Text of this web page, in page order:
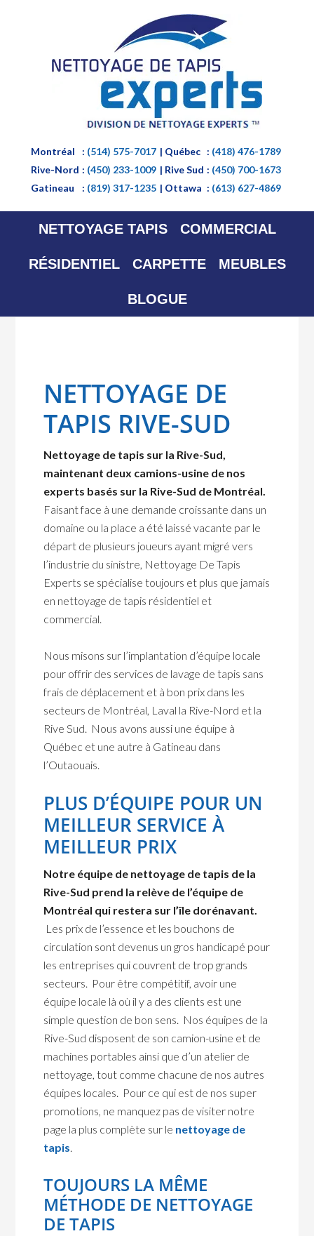
Montréal : (514) 575-7017 | Québec : (418) 476-1789
Rive-Nord : (450) 233-1009 | Rive Sud : (450) 700-1673
Gatineau
: (819) 317-1235 | Ottawa : (613) 627-4869
NETTOYAGE TAPIS COMMERCIAL
RÉSIDENTIEL CARPETTE MEUBLES
BLOGUE
NETTOYAGE DE
TAPIS RIVE-SUD
Nettoyage de tapis sur la Rive-Sud,
maintenant deux camions-usine de nos
experts basés sur la Rive-Sud de Montréal.
Faisant face à une demande croissante dans un
domaine ou la place a été laissé vacante par le
départ de plusieurs joueurs ayant migré vers
l’industrie du sinistre, Nettoyage De Tapis
Experts se spécialise toujours et plus que jamais
en nettoyage de tapis résidentiel et
commercial.
Nous misons sur l’implantation d’équipe locale
pour offrir des services de lavage de tapis sans
frais de déplacement et à bon prix dans les
secteurs de Montréal, Laval la Rive-Nord et la
Rive Sud. Nous avons aussi une équipe à
Québec et une autre à Gatineau dans
l’Outaouais.
PLUS D’ÉQUIPE POUR UN
MEILLEUR SERVICE À
MEILLEUR PRIX
Notre équipe de nettoyage de tapis de la
Rive-Sud prend la relève de l’équipe de
Montréal qui restera sur l’île dorénavant.
Les prix de l’essence et les bouchons de
circulation sont devenus un gros handicapé pour
les entreprises qui couvrent de trop grands
secteurs. Pour être compétitif, avoir une
équipe locale là où il y a des clients est une
simple question de bon sens. Nos équipes de la
Rive-Sud disposent de son camion-usine et de
machines portables ainsi que d’un atelier de
nettoyage, tout comme chacune de nos autres
équipes locales. Pour ce qui est de nos super
promotions, ne manquez pas de visiter notre
page la plus complète sur le nettoyage de
tapis.
TOUJOURS LA MÊME
MÉTHODE DE NETTOYAGE
DE TAPIS